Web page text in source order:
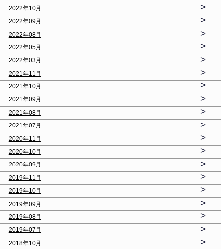
2022年10月 >
2022年09月 >
2022年08月 >
2022年05月 >
2022年03月 >
2021年11月 >
2021年10月 >
2021年09月 >
2021年08月 >
2021年07月 >
2020年11月 >
2020年10月 >
2020年09月 >
2019年11月 >
2019年10月 >
2019年09月 >
2019年08月 >
2019年07月 >
2018年10月 >